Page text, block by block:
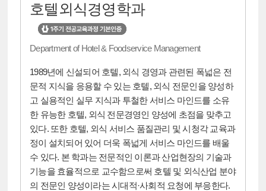
호텔외식경영학과
Department of Hotel & Foodservice Management
1989년에 신설되어 호텔, 외식 경영과 관련된 폭넓은 전
문적 지식을 응용할 수 있는 호텔, 외식 전문인을 양성하
고 실용적인 실무 지식과 투철한 서비스 마인드를 소유
한 유능한 호텔, 외식 전문경영인 양성에 초점을 맞추고
있다. 또한 호텔, 외식 서비스 품질관리 및 시청각 교육과
정이 설치되어 있어 더욱 폭넓게 서비스 마인드를 배울
수 있다. 본 학과는 전문적인 이론과 산업현장의 기술과
기능을 효율적으로 교수함으로써 호텔 및 외식산업 분야
의 전문인 양성이라는 시대적·사회적 요청에 부응한다.